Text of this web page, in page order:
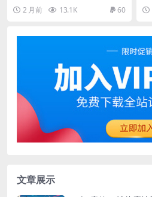
ng 2 月前 13.1K 60
d
文章展示